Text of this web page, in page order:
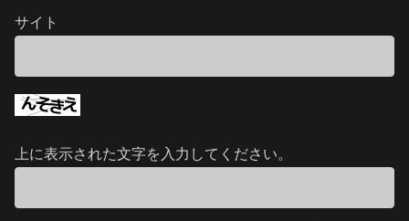
サイト
上に表示された文字を入力してください。